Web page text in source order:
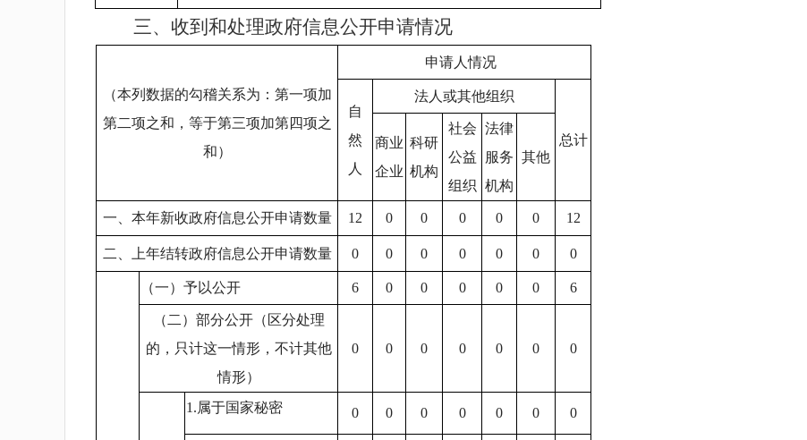
三、收到和处理政府信息公开申请情况
（本列数据的勾稽关系为：第一项加
第二项之和，等于第三项加第四项之
和）
申请人情况
自
然
人
法人或其他组织
总计
商业
企业
科研
机构
社会
公益
组织
法律
服务
机构
其他
一、本年新收政府信息公开申请数量 12 0 0 0 0 0 12
二、上年结转政府信息公开申请数量 0 0 0 0 0 0 0
（一）予以公开 6 0 0 0 0 0 6
（二）部分公开（区分处理
的，只计这一情形，不计其他
情形）
0 0 0 0 0 0 0
1.属于国家秘密 0 0 0 0 0 0 0